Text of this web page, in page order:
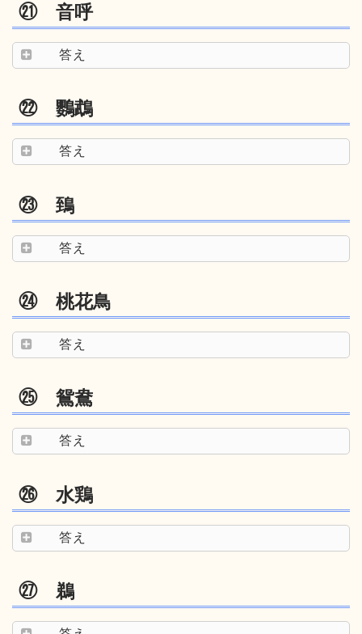
㉑ 音呼
答え
㉒ 鸚鵡
答え
㉓ 鵄
答え
㉔ 桃花鳥
答え
㉕ 鴛鴦
答え
㉖ 水鶏
答え
㉗ 鵜